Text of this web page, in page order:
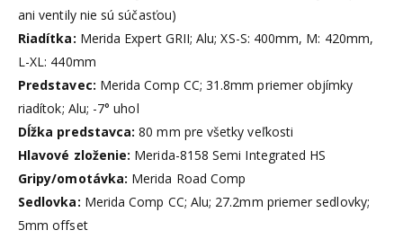
ani ventily nie sú súčasťou)
Riadítka: Merida Expert GRII; Alu; XS-S: 400mm, M: 420mm,
L-XL: 440mm
Predstavec: Merida Comp CC; 31.8mm priemer objímky
riadítok; Alu; -7° uhol
Dĺžka predstavca:80 mm pre všetky veľkosti
Hlavové zloženie: Merida-8158 Semi Integrated HS
Gripy/omotávka: Merida Road Comp
Sedlovka: Merida Comp CC; Alu; 27.2mm priemer sedlovky;
5mm offset